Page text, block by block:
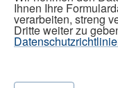
Ihnen Ihre
verarbeiten, streng
Dritte weiter zu